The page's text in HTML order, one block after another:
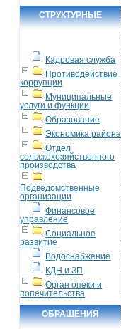
СТРУКТУРНЫЕ
Кадровая служба
Противодействие
коррупции
Муниципальные
услуги и функции
Образование
Экономика района
Отдел
сельскохозяйственного
производства
Подведомственные
организации
Финансовое
управление
Социальное
развитие
Водоснабжение
КДН и ЗП
Орган опеки и
попечительства
ОБРАЩЕНИЯ